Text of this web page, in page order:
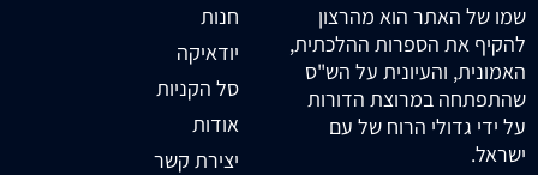
שמו של האתר הוא מהרצון
להקיף את הספרות ההלכתית,
האמונית, והעיונית על הש"ס
שהתפתחה במרוצת הדורות
על ידי גדולי הרוח של עם
ישראל.
חנות
יודאיקה
סל הקניות
אודות
יצירת קשר